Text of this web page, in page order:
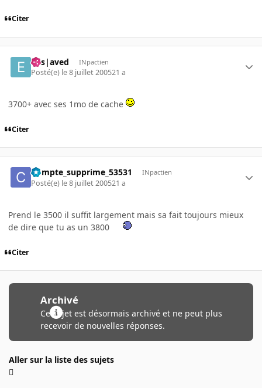
Citer
Ens|aved INpactien
Posté(e) le 8 juillet 200521 a
3700+ avec ses 1mo de cache
Citer
Compte_supprime_53531 INpactien
Posté(e) le 8 juillet 200521 a
Prend le 3500 il suffit largement mais sa fait toujours mieux
de dire que tu as un 3800
Citer
Archivé
Ce sujet est désormais archivé et ne peut plus
recevoir de nouvelles réponses.
Aller sur la liste des sujets